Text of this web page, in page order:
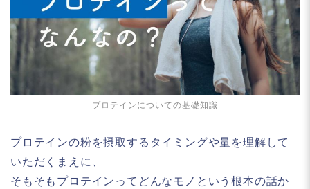
プロテインについての基礎知識
プロテインの粉を摂取するタイミングや量を理解して
いただくまえに、
そもそもプロテインってどんなモノという根本の話か